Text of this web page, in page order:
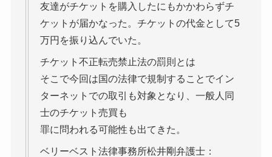
友達がチケットを購入したにもかかわらずチ
ケットが届かなった。チケットの代金として5
万円を振り込んでいた。
チケット不正転売禁止法の罰則とは
そこで今回は国の法律で規制することでイン
ターネットでの取引も対象となり、一般人同
士のチケット売買も
罪に問われる可能性も出てきた。
ベリーベスト法律事務所松井剛弁護士：